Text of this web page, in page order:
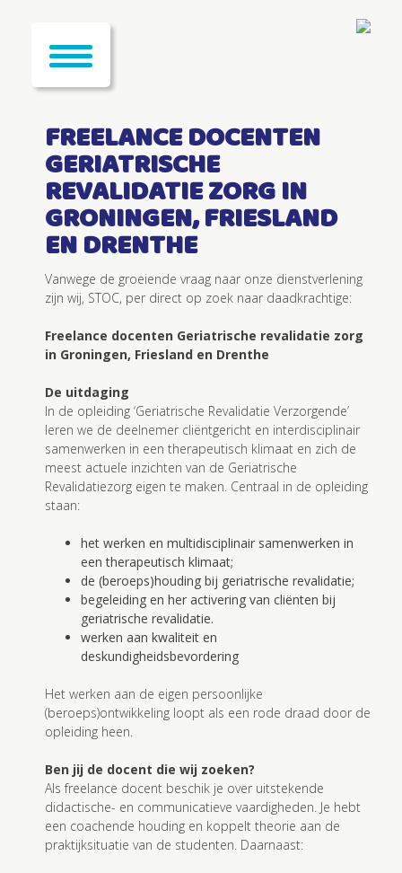
FREELANCE DOCENTEN
GERIATRISCHE
REVALIDATIE ZORG IN
GRONINGEN, FRIESLAND
EN DRENTHE
Vanwege de groeiende vraag naar onze dienstverlening
zijn wij, STOC, per direct op zoek naar daadkrachtige:
Freelance docenten Geriatrische revalidatie zorg
in Groningen, Friesland en Drenthe
De uitdaging
In de opleiding ‘Geriatrische Revalidatie Verzorgende’
leren we de deelnemer cliëntgericht en interdisciplinair
samenwerken in een therapeutisch klimaat en zich de
meest actuele inzichten van de Geriatrische
Revalidatiezorg eigen te maken. Centraal in de opleiding
staan:
het werken en multidisciplinair samenwerken in
een therapeutisch klimaat;
de (beroeps)houding bij geriatrische revalidatie;
begeleiding en her activering van cliënten bij
geriatrische revalidatie.
werken aan kwaliteit en
deskundigheidsbevordering
Het werken aan de eigen persoonlijke
(beroeps)ontwikkeling loopt als een rode draad door de
opleiding heen.
Ben jij de docent die wij zoeken?
Als freelance docent beschik je over uitstekende
didactische- en communicatieve vaardigheden. Je hebt
een coachende houding en koppelt theorie aan de
praktijksituatie van de studenten. Daarnaast: